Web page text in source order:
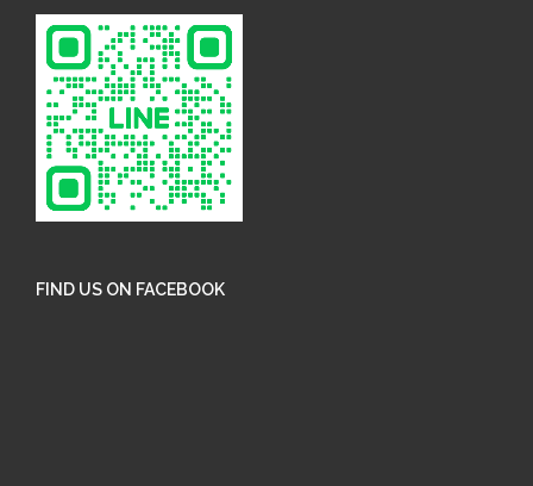
FIND US ON FACEBOOK